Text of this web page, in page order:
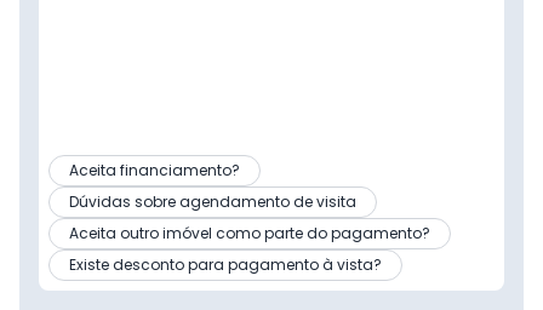
Aceita financiamento?
Dúvidas sobre agendamento de visita
Aceita outro imóvel como parte do pagamento?
Existe desconto para pagamento à vista?